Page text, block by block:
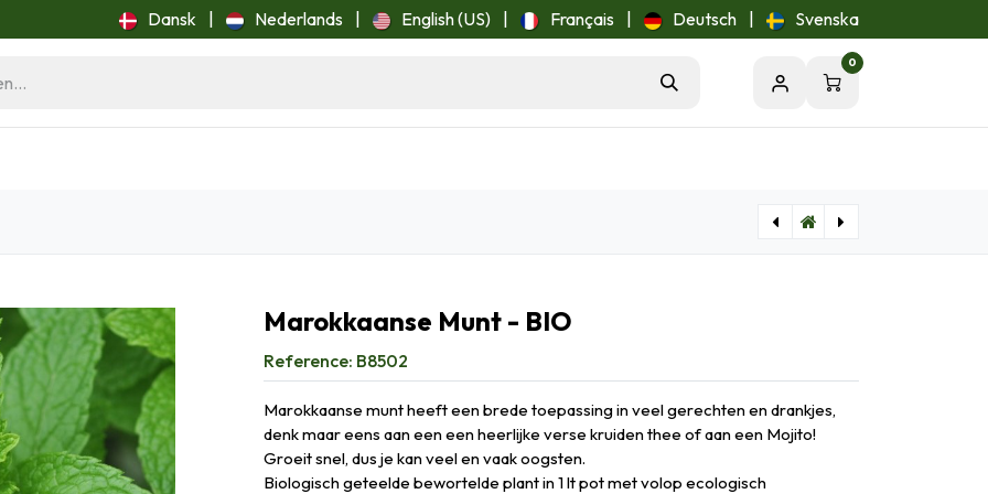
Dansk | Nederlands | English (US) | Français | Deutsch | Svenska
0
Marokkaanse Munt - BIO
Reference: B8502
Marokkaanse munt heeft een brede toepassing in veel gerechten en drankjes,
denk maar eens aan een een heerlijke verse kruiden thee of aan een Mojito!
Groeit snel, dus je kan veel en vaak oogsten.
Biologisch geteelde bewortelde plant in 1 lt pot met volop ecologisch